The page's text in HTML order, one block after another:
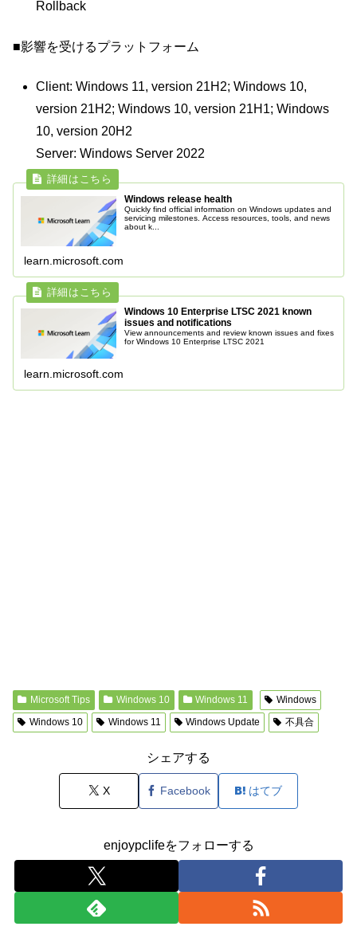
Rollback
■影響を受けるプラットフォーム
Client: Windows 11, version 21H2; Windows 10,
version 21H2; Windows 10, version 21H1; Windows
10, version 20H2
Server: Windows Server 2022
Windows release health
Quickly find official information on Windows updates and
servicing milestones. Access resources, tools, and news
about k...
learn.microsoft.com
Windows 10 Enterprise LTSC 2021 known
issues and notifications
View announcements and review known issues and fixes
for Windows 10 Enterprise LTSC 2021
learn.microsoft.com
Microsoft Tips Windows 10 Windows 11
Windows
Windows 10
Windows 11 Windows Update 不具合
シェアする
X Facebook はてブ
enjoypclifeをフォローする